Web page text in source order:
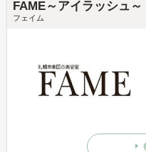
FAME～アイラッシュ～
フェイム